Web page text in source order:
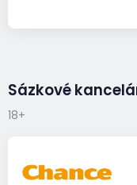
Sázkové
18+